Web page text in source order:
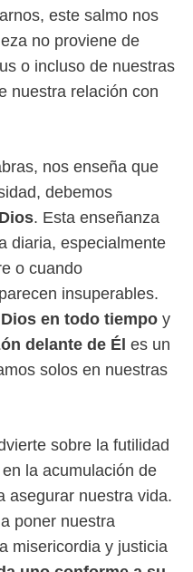
este salmo nos
no proviene de
o incluso de nuestras
nuestra relación con
nos enseña que
debemos
. Esta enseñanza
diaria, especialmente
o cuando
insuperables.
en todo tiempo y
delante de Él es un
solos en nuestras
sobre la futilidad
la acumulación de
asegurar nuestra vida.
poner nuestra
misericordia y justicia